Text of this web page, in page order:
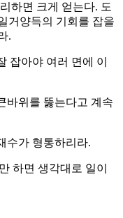
하면 크게 얻는다. 도
거양득의 기회를 잡을
.
잡아야 여러 면에 이
바위를 뚫는다고 계속
수가 형통하리라.
하면 생각대로 일이